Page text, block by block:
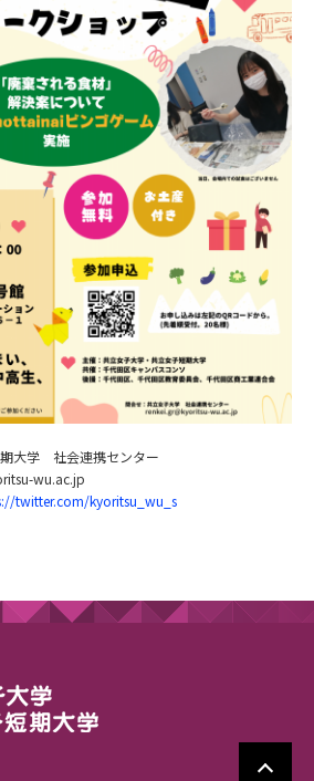
大学 社会連携センター
wu.ac.jp
twitter.com/kyoritsu_wu_s